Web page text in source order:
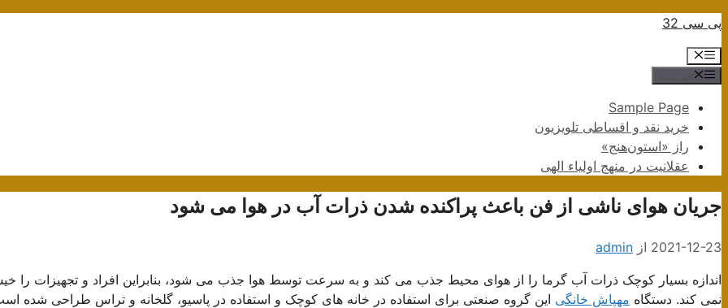
پرش
محتوا
پی سی 32
فهرست
Sample Page
خرید نقد و اقساطی تلویزیون
راز «استون‌هنج»
عقلانیت در منهج اولیاء الهی
جریان هوای ناشی از فن باعث پراکنده شدن ذرات آب در هوا می شود
2021-12-23 از admin
اندازه بسیار کوچک ذرات آب گرما را از هوای محیط جذب می کند و به سرعت توسط هوا جذب می شود، بنابراین افراد و تجهیزات را
نمی کند. دستگاه مهپاش خانگی این گروه صنعتی برای استفاده در خانه های کوچک و استفاده در پاسیو، گلخانه و تراس طراحی شده